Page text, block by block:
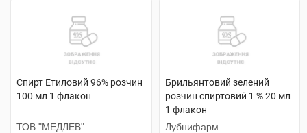
Спирт Етиловий 96% розчин
100 мл 1 флакон
ТОВ "МЕДЛЕВ"
Брильянтовий зелений
розчин спиртовий 1 % 20 мл
1 флакон
Лубнифарм